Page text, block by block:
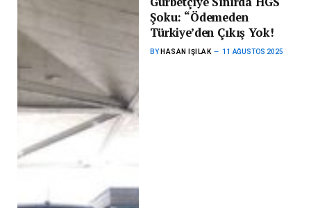
Şoku: “Ödemeden
Türkiye’den Çıkış Yok!
BY HASAN IŞILAK 11 AĞUSTOS 2025